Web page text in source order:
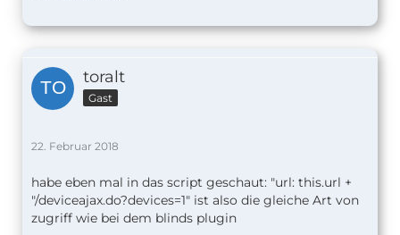
toralt
Gast
22. Februar 2018
habe eben mal in das script geschaut: "url: this.url +
"/deviceajax.do?devices=1" ist also die gleiche Art von
zugriff wie bei dem blinds plugin